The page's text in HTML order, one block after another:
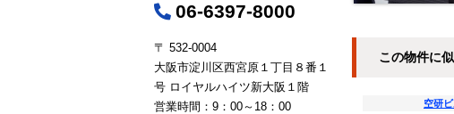
この物件に
空研
06-6397-8000
〒 532-0004
大阪市淀川区西宮原１丁目８番１
号 ロイヤルハイツ新大阪１階
営業時間：9：00～18：00